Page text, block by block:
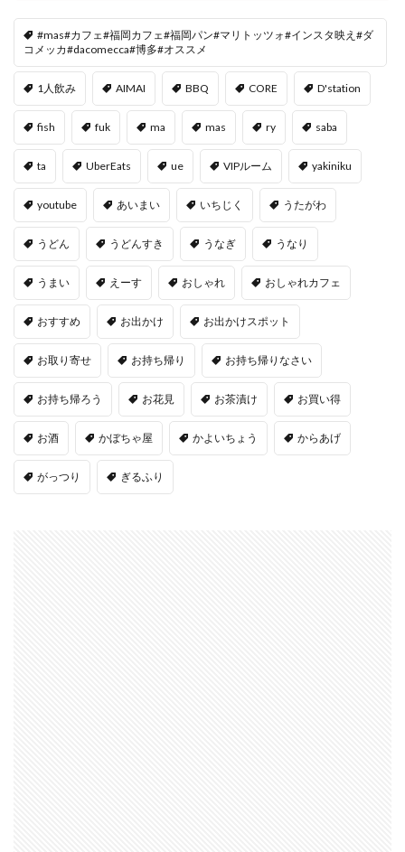
#mas#カフェ#福岡カフェ#福岡パン#マリトッツォ#インスタ映え#ダ
コメッカ#dacomecca#博多#オススメ
1人飲み AIMAI BBQ CORE D'station
fish fuk ma mas ry saba
ta UberEats ue VIPルーム yakiniku
youtube あいまい いちじく うたがわ
うどん うどんすき うなぎ うなり
うまい えーす おしゃれ おしゃれカフェ
おすすめ お出かけ お出かけスポット
お取り寄せ お持ち帰り お持ち帰りなさい
お持ち帰ろう お花見 お茶漬け お買い得
お酒 かぼちゃ屋 かよいちょう からあげ
がっつり ぎるふり